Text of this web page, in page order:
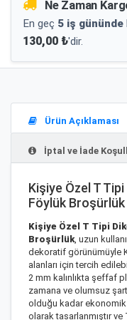
Ne Zaman
En geç 5 iş gününde
130,00 ₺'dir.
Ürün Açıklaması
İptal ve İade
Kişiye Özel T
Föylük Broşürlük
Kişiye Özel T Tipi
Broşürlük, uzun
dekoratif görünümüyle
alanları için tercih
2 mm kalınlıkta şeffaf
zamana ve olumsuz
olduğu kadar ekonomik
olarak tasarlanmıştır